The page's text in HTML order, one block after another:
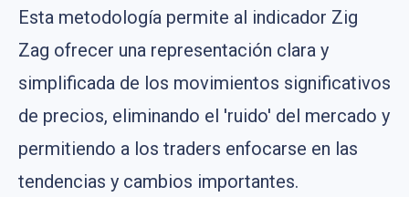
Esta metodología permite al indicador Zig
Zag ofrecer una representación clara y
simplificada de los movimientos significativos
de precios, eliminando el 'ruido' del mercado y
permitiendo a los traders enfocarse en las
tendencias y cambios importantes.